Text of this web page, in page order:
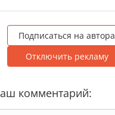
Подписаться на автора
Отключить рекламу
комментарий: